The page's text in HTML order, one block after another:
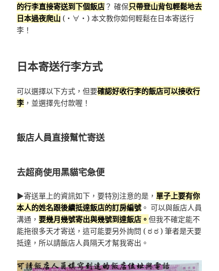
的行李直接寄送到下個飯店 ？ 確保只帶登山背包輕鬆地去
日本過夜爬山 (・∀・) 本文教你如何輕鬆在日本寄送行
李！
日本寄送行李方式
可以選擇以下方式，但要確認好收行李的飯店可以接收行
李 ，並選擇先付款喔！
飯店人員直接幫忙寄送
去超商使用黑貓宅急便
▶寄送單上的資訊如下，要特別注意的是， 單子上要有你
本人的姓名跟後續抵達飯店的訂房編號。 可以與飯店人員
溝通，要幾月幾號寄出與幾號到達飯店。但我不確定能不
能拖很多天才寄送，這可能要另外詢問 ( ಠ ಠ ) 筆者是天要
抵達，所以請飯店人員隔天才幫我寄出。